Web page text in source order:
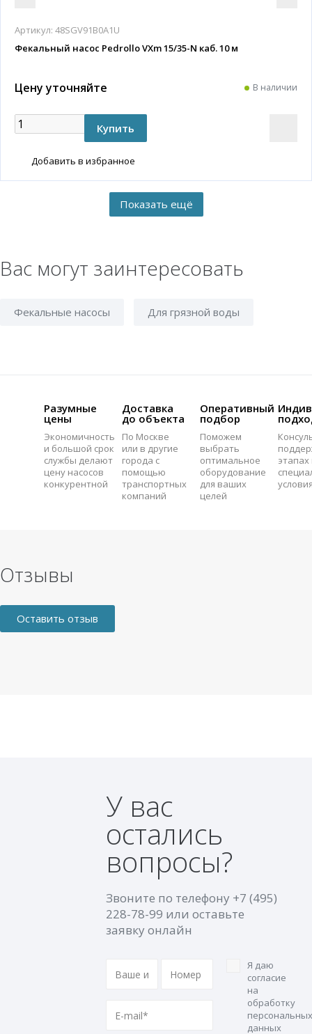
Артикул: 48SGV91B0A1U
Фекальный насос Pedrollo VXm 15/35-N каб. 10 м
Цену уточняйте В наличии
Добавить в избранное
Вас могут заинтересовать
Фекальные насосы Для грязной воды
Разумные
цены
Экономичность
и большой срок
службы делают
цену насосов
конкурентной
Доставка
до объекта
По Москве
или в другие
города с
помощью
транспортных
компаний
Оперативный
подбор
Поможем
выбрать
оптимальное
оборудование
для ваших
целей
этапах
Отзывы
Оставить отзыв
У вас
остались
вопросы?
Звоните по телефону +7 (495)
228-78-99 или оставьте
заявку онлайн
Я даю
согласие
на
обработку
персональных
данных